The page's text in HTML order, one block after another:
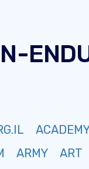
ARMY ART